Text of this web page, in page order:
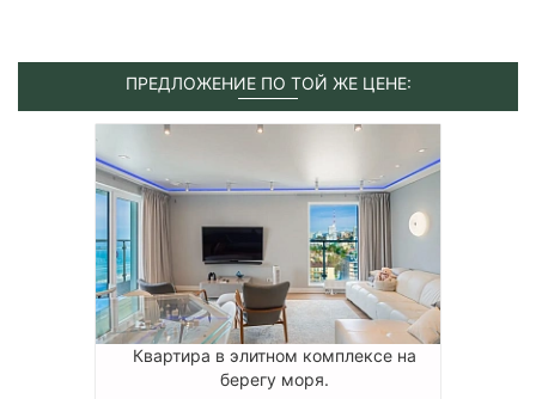
ПРЕДЛОЖЕНИЕ ПО ТОЙ ЖЕ ЦЕНЕ:
Квартира в элитном комплексе на
берегу моря.